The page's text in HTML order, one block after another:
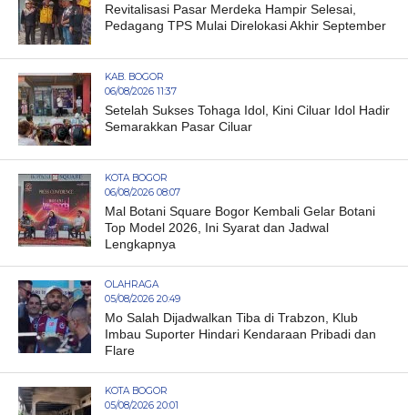
Revitalisasi Pasar Merdeka Hampir Selesai,
Pedagang TPS Mulai Direlokasi Akhir September
KAB. BOGOR
06/08/2026 11:37
Setelah Sukses Tohaga Idol, Kini Ciluar Idol Hadir
Semarakkan Pasar Ciluar
KOTA BOGOR
06/08/2026 08:07
Mal Botani Square Bogor Kembali Gelar Botani
Top Model 2026, Ini Syarat dan Jadwal
Lengkapnya
OLAHRAGA
05/08/2026 20:49
Mo Salah Dijadwalkan Tiba di Trabzon, Klub
Imbau Suporter Hindari Kendaraan Pribadi dan
Flare
KOTA BOGOR
05/08/2026 20:01